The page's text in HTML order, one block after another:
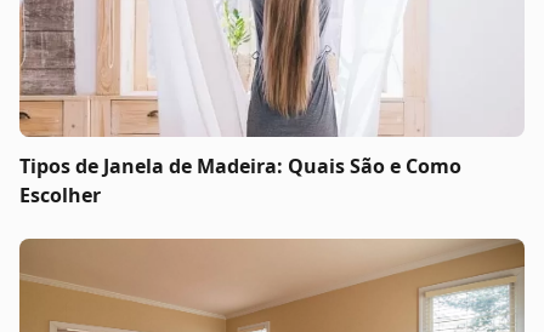
Tipos de Janela de Madeira: Quais São e Como
Escolher